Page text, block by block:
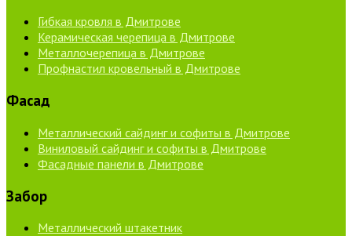
Гибкая кровля в Дмитрове
Керамическая черепица в Дмитрове
Металлочерепица в Дмитрове
Профнастил кровельный в Дмитрове
Фасад
Металлический сайдинг и софиты в Дмитрове
Виниловый сайдинг и софиты в Дмитрове
Фасадные панели в Дмитрове
Забор
Металлический штакетник